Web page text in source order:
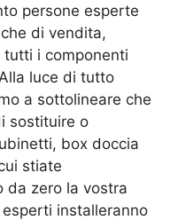
persone esperte
di vendita,
tutti i componenti
luce di tutto
a sottolineare che
sostituire o
box doccia
stiate
da zero la vostra
installeranno